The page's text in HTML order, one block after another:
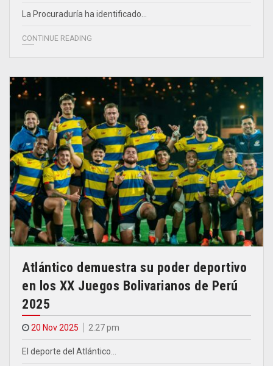
La Procuraduría ha identificado…
CONTINUE READING
Atlántico demuestra su poder deportivo
en los XX Juegos Bolivarianos de Perú
2025
20 Nov 2025 2.27 pm
El deporte del Atlántico…